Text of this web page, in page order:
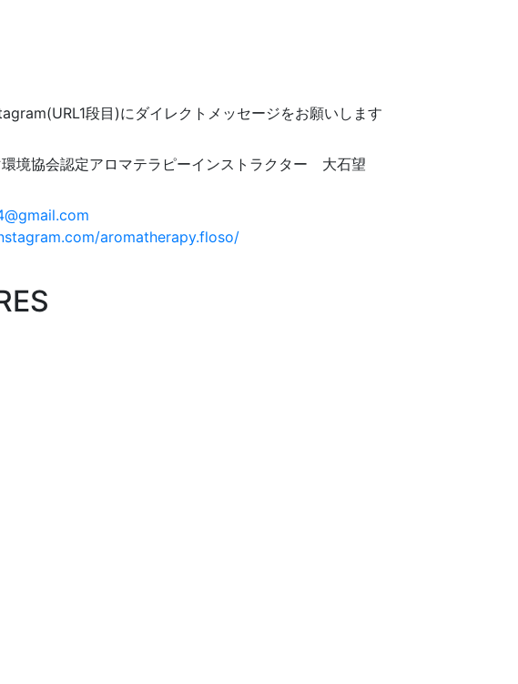
段目)にダイレクトメッセージをお願いします
境協会認定アロマテラピーインストラクター 大石望
aromatherapy.floso/